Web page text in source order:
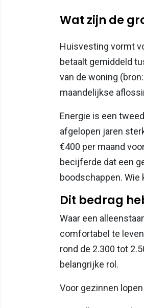
Wat zijn de
Huisvesting vormt
betaalt gemiddeld
van de woning
maandelijkse
Energie is een
afgelopen jaren
€400 per maand
becijferde dat een
boodschappen.
Dit bedrag
Waar een
comfortabel te
rond de 2.300 tot
belangrijke rol.
Voor gezinnen